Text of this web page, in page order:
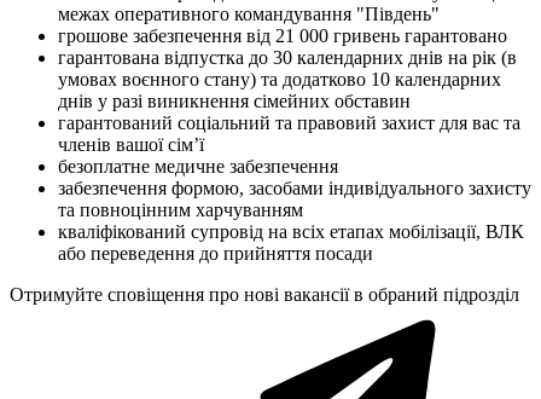
межах оперативного командування "Південь"
грошове забезпечення від 21 000 гривень гарантовано
гарантована відпустка до 30 календарних днів на рік (в
умовах воєнного стану) та додатково 10 календарних
днів у разі виникнення сімейних обставин
гарантований соціальний та правовий захист для вас та
членів вашої сім’ї
безоплатне медичне забезпечення
забезпечення формою, засобами індивідуального захисту
та повноцінним харчуванням
кваліфікований супровід на всіх етапах мобілізації, ВЛК
або переведення до прийняття посади
Отримуйте сповіщення про нові вакансії в обраний підрозділ